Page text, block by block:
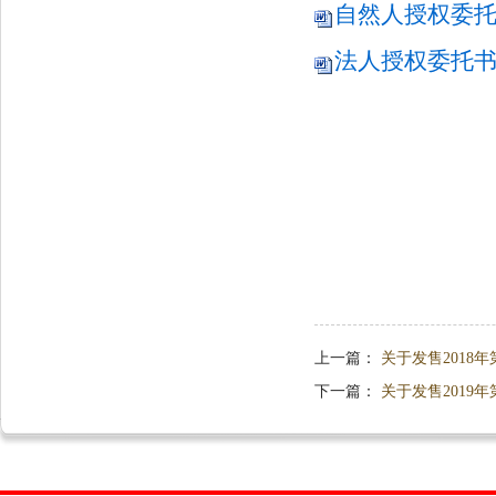
自然人授权委
法人授权委托
上一篇： 关于发售2018年
下一篇： 关于发售2019年